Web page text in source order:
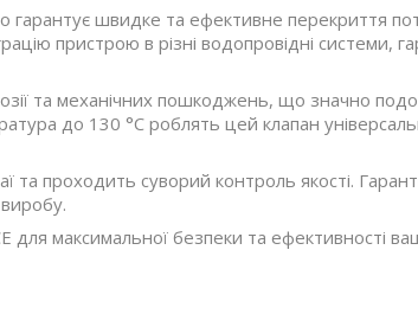
швидке та ефективне перекриття
пристрою в різні водопровідні системи,
та механічних пошкоджень, що значно
до 130 °С роблять цей клапан
та проходить суворий контроль якості.
для максимальної безпеки та ефективності